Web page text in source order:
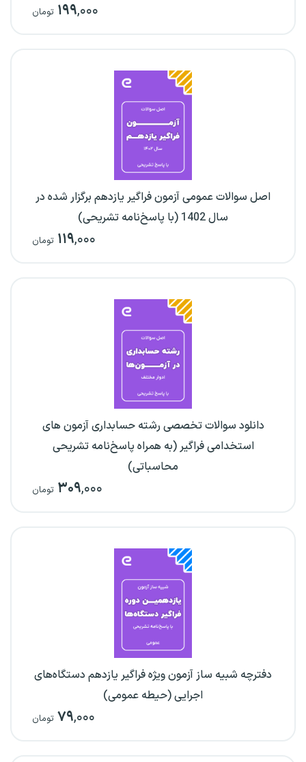
۱۹۹,۰۰۰ تومان
اصل سوالات عمومی آزمون فراگیر یازدهم برگزار شده در
سال 1402 (با پاسخ‌نامه تشریحی)
۱۱۹,۰۰۰ تومان
دانلود سوالات تخصصی رشته حسابداری آزمون های
استخدامی فراگیر (به همراه پاسخ‌نامه تشریحی
محاسباتی)
۳۰۹,۰۰۰ تومان
دفترچه شبیه ساز آزمون ویژه فراگیر یازدهم دستگاه‌های
اجرایی (حیطه عمومی)
۷۹,۰۰۰ تومان